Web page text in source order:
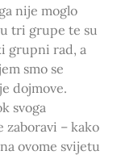
nije moglo
tri grupe te su
grupni rad, a
smo se
dojmove.
svoga
zaboravi – kako
ovome svijetu